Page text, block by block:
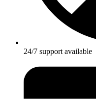
24/7 support available